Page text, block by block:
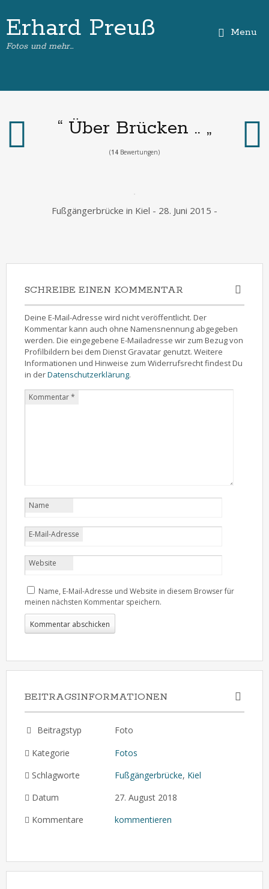
Erhard Preuß
Fotos und mehr…
Menu
“ Über Brücken .. „
(14 Bewertungen)
Fußgängerbrücke in Kiel - 28. Juni 2015 -
SCHREIBE EINEN KOMMENTAR
Deine E-Mail-Adresse wird nicht veröffentlicht. Der
Kommentar kann auch ohne Namensnennung abgegeben
werden. Die eingegebene E-Mailadresse wir zum Bezug von
Profilbildern bei dem Dienst Gravatar genutzt. Weitere
Informationen und Hinweise zum Widerrufsrecht findest Du
in derDatenschutzerklärung.
Kommentar*
Name
E-Mail-Adresse
Website
Name, E-Mail-Adresse und Website in diesem Browser für
meinen nächsten Kommentar speichern.
BEITRAGSINFORMATIONEN
Beitragstyp
Foto
Kategorie
Fotos
Schlagworte
Fußgängerbrücke, Kiel
Datum
27. August 2018
Kommentare
kommentieren